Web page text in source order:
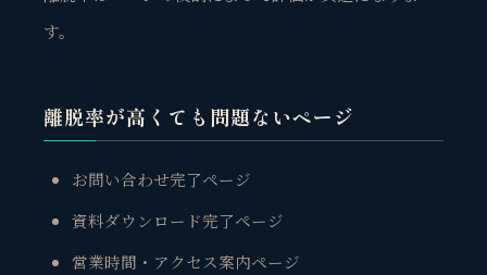
す。
離脱率が高くても問題ないページ
お問い合わせ完了ページ
資料ダウンロード完了ページ
営業時間・アクセス案内ページ